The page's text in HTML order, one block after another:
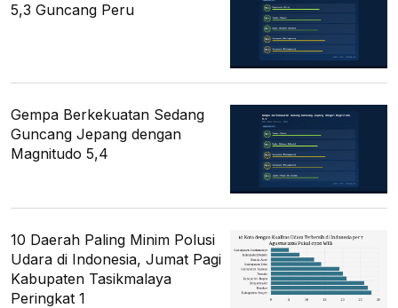
5,3 Guncang Peru
Gempa Berkekuatan Sedang
Guncang Jepang dengan
Magnitudo 5,4
10 Daerah Paling Minim Polusi
Udara di Indonesia, Jumat Pagi
Kabupaten Tasikmalaya
Peringkat 1